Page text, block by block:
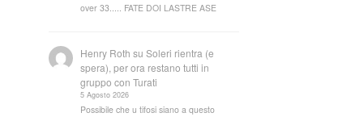
over 33..... FATE DOI LASTRE ASE
Henry Roth suSoleri rientra (e
spera), per ora restano tutti in
gruppo con Turati
5 Agosto 2026
Possibile che u tifosi siano a questo